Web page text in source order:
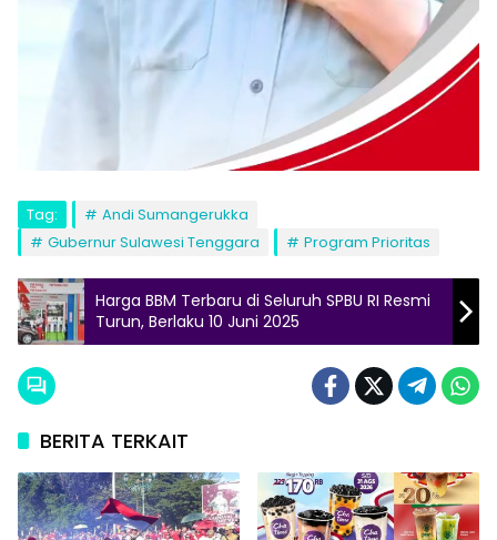
Tag:
Andi Sumangerukka
Gubernur Sulawesi Tenggara
Program Prioritas
Harga BBM Terbaru di Seluruh SPBU RI Resmi
Turun, Berlaku 10 Juni 2025
BERITA TERKAIT